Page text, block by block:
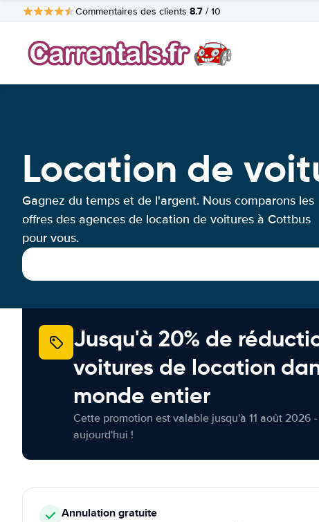
Commentaires des clients 8.7 / 10
Location de
Gagnez du temps et de l'argent. Nous comparons les
offres des agences de location de voitures à Cottbus
pour vous.
Jusqu'à 20% de
voitures de location
monde entier
Cette promotion est valable jusqu'à 11 août 2026
aujourd'hui !
Annulationgratuite